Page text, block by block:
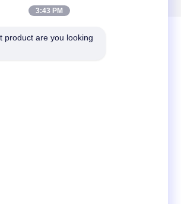
3:43 PM
product are you looking